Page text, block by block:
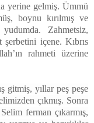
yerine gelmiş. Ümmü
boynu kırılmış ve
Zahmetsiz,
içene. Kıbrıs
rahmeti üzerine
gitmiş, yıllar peş peşe
çıkmış. Sonra
ferman çıkarmış,